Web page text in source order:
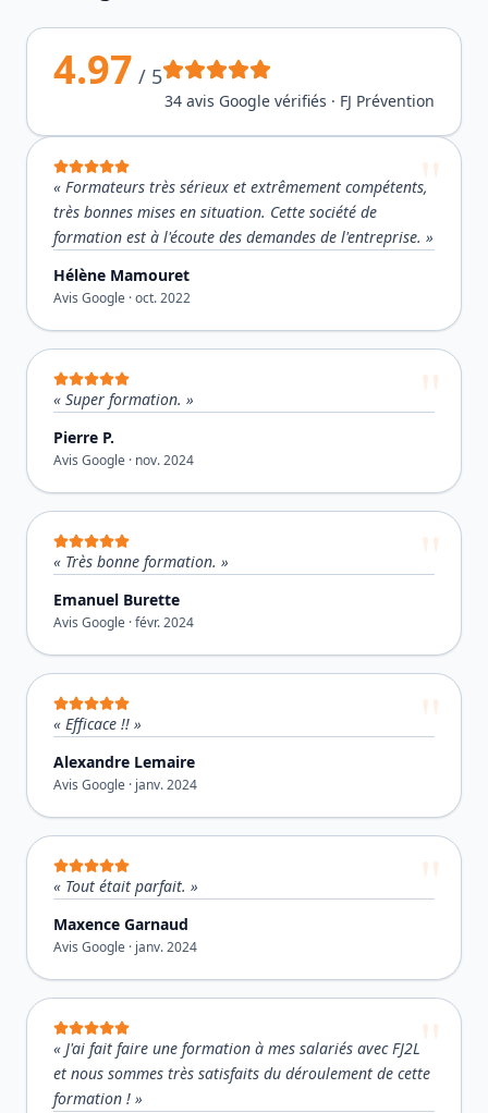
4.97 / 5
34 avis Google vérifiés · FJ Prévention
« Formateurs très sérieux et extrêmement compétents,
très bonnes mises en situation. Cette société de
formation est à l'écoute des demandes de l'entreprise. »
Hélène Mamouret
Avis Google ·oct. 2022
« Super formation. »
Pierre P.
Avis Google · nov. 2024
« Très bonne formation. »
Emanuel Burette
Avis Google ·févr. 2024
« Efficace !! »
Alexandre Lemaire
Avis Google · janv. 2024
« Tout était parfait. »
Maxence Garnaud
Avis Google · janv. 2024
« J'ai fait faire une formation à mes salariés avec FJ2L
et nous sommes très satisfaits du déroulement de cette
formation ! »